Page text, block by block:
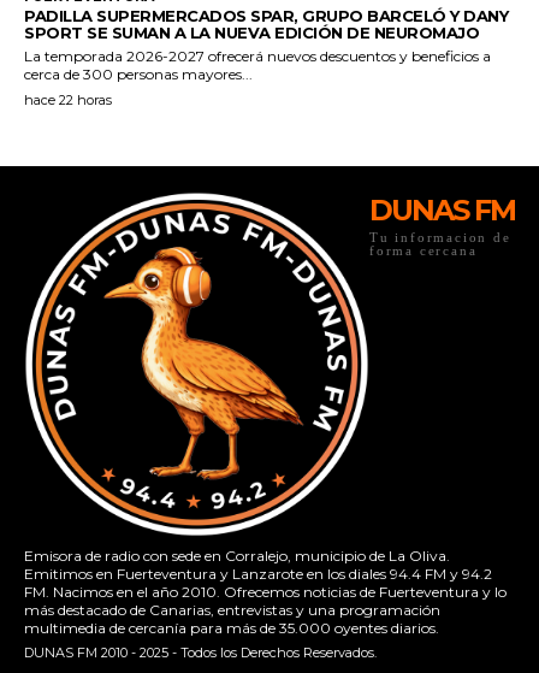
DUNAS FM
Tu informacion de
forma cercana
Emisora de radio con sede en Corralejo, municipio de La Oliva.
Emitimos en Fuerteventura y Lanzarote en los diales 94.4 FM y 94.2
FM. Nacimos en el año 2010. Ofrecemos noticias de Fuerteventura y lo
más destacado de Canarias, entrevistas y una programación
multimedia de cercanía para más de 35.000 oyentes diarios.
DUNAS FM 2010 - 2025 - Todos los Derechos Reservados.